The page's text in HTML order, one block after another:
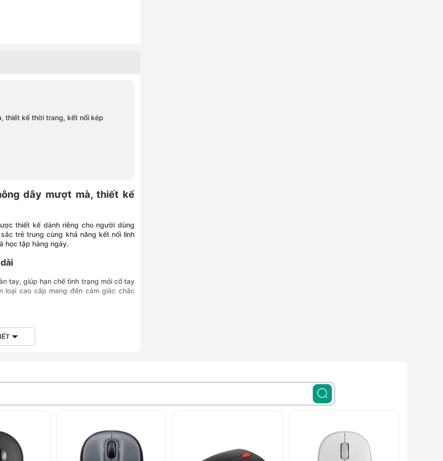
thiết kế thời trang, kết nối kép
dây mượt mà, thiết kế
thiết kế dành riêng cho người dùng
trẻ trung cùng khả năng kết nối linh
học tập hàng ngày.
tay, giúp hạn chế tình trạng mỏi cổ tay
loại cao cấp mang đến cảm giác chắc
được sóng
không cần đầu cắm. Dễ dàng chuyển